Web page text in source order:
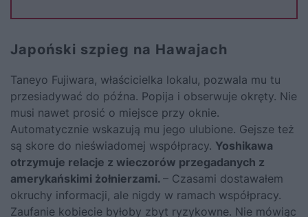
Japoński szpieg na Hawajach
Taneyo Fujiwara, właścicielka lokalu, pozwala mu tu
przesiady­wać do późna. Popija i obserwuje okręty. Nie
musi nawet prosić o miejsce przy oknie.
Automatycznie wskazują mu jego ulubione. Gejsze też
są skore do nieświadomej współpracy. Yoshikawa
otrzy­muje relacje z wieczorów przegadanych z
amerykańskimi żołnie­rzami. – Czasami dostawałem
okruchy informacji, ale nigdy w ramach współpracy.
Zaufanie kobiecie byłoby zbyt ryzykowne. Nie mówiąc